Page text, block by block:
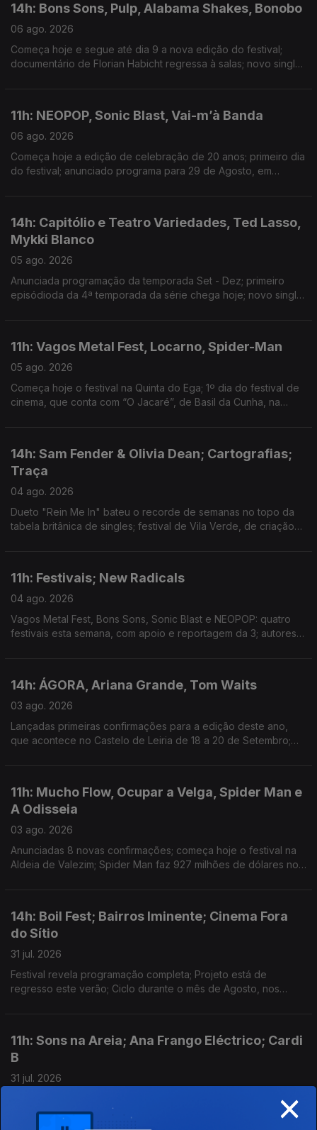
14h: Bons Sons, Pulp, Alabama Shakes, Bonobo
06 ago. 2026
Começa hoje e segue até dia 9 a nova edição do festival;
documentário de Florian Habicht regressa à salas; novo single:
11h: NEOPOP, Sonic Blast, Vai-m’à Banda
06 ago. 2026
Começa hoje a edição de celebração de 20 anos; primeiro dia
do festival; anunciado programa para 29 de Agosto, em
14h: Capitólio e Teatro Variedades, Ted Lasso,
Mykki Blanco
05 ago. 2026
Anunciada programação da temporada Set - Dez; primeiro
episódioda da 4ª temporada da série chega hoje; novo single:
11h: Vagos Metal Fest, Locarno, Spider-Man
05 ago. 2026
Começa hoje o festival na Quinta do Ega; 1º dia do festival de
cinema, que conta com “O Jacaré”, de Basil da Cunha, na
14h: Sam Fender & Olivia Dean; Cartografias;
Traça
04 ago. 2026
Dueto "Rein Me In" bateu o recorde de semanas no topo da
tabela britânica de singles; festival de Vila Verde, de criação
11h: Festivais; New Radicals
04 ago. 2026
Vagos Metal Fest, Bons Sons, Sonic Blast e NEOPOP: quatro
festivais esta semana, com apoio e reportagem da 3; autores
14h: ÁGORA, Ariana Grande, Tom Waits
03 ago. 2026
Lançadas primeiras confirmações para a edição deste ano,
que acontece no Castelo de Leiria de 18 a 20 de Setembro;
11h: Mucho Flow, Ocupar a Velga, Spider Man e
A Odisseia
03 ago. 2026
Anunciadas 8 novas confirmações; começa hoje o festival na
Aldeia de Valezim; Spider Man faz 927 milhões de dólares no
14h: Boil Fest; Bairros Iminente; Cinema Fora
do Sítio
31 jul. 2026
Festival revela programação completa; Projeto está de
regresso este verão; Ciclo durante o mês de Agosto, nos
11h: Sons na Areia; Ana Frango Eléctrico; Cardi
B
31 jul. 2026
Festival acontece, hoje e amanhã, na Lourinhã; concerto, hoje,
no Morro Sonoro, em Vila Nova de Gaia; "Ah Ha" é a nova
música de Cardi B.
×